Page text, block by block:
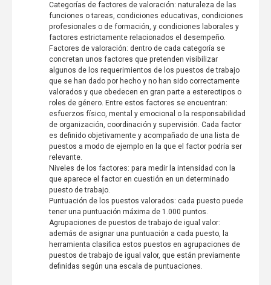
Categorías de factores de valoración: naturaleza de las
funciones o tareas, condiciones educativas, condiciones
profesionales o de formación, y condiciones laborales y
factores estrictamente relacionados el desempeño.
Factores de valoración: dentro de cada categoría se
concretan unos factores que pretenden visibilizar
algunos de los requerimientos de los puestos de trabajo
que se han dado por hecho y no han sido correctamente
valorados y que obedecen en gran parte a estereotipos o
roles de género. Entre estos factores se encuentran:
esfuerzos físico, mental y emocional o la responsabilidad
de organización, coordinación y supervisión. Cada factor
es definido objetivamente y acompañado de una lista de
puestos a modo de ejemplo en la que el factor podría ser
relevante.
Niveles de los factores: para medir la intensidad con la
que aparece el factor en cuestión en un determinado
puesto de trabajo.
Puntuación de los puestos valorados: cada puesto puede
tener una puntuación máxima de 1.000 puntos.
Agrupaciones de puestos de trabajo de igual valor:
además de asignar una puntuación a cada puesto, la
herramienta clasifica estos puestos en agrupaciones de
puestos de trabajo de igual valor, que están previamente
definidas según una escala de puntuaciones.